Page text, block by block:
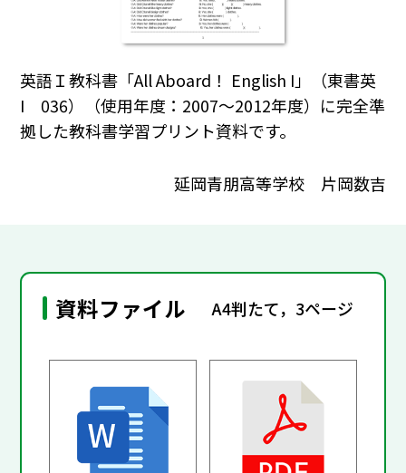
英語Ｉ教科書「All Aboard！ English I」（東書英
I 036）（使用年度：2007～2012年度）に完全準
拠した教科書学習プリント資料です。
延岡青朋高等学校 片岡数吉
資料ファイル A4判たて，3ページ